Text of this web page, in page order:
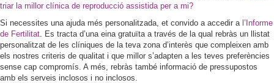
triar la millor clínica de reproducció assistida per a mi?
Si necessites una ajuda més personalitzada, et convido a accedir a l’Informe
de Fertilitat . Es tracta d’una eina gratuïta a través de la qual rebràs un llistat
personalitzat de les clíniques de la teva zona d’interès que compleixen amb
els nostres criteris de qualitat i que millor s’adapten a les teves preferències
sense cap compromís. A més, rebràs també informació de pressupostos
amb els serveis inclosos i no inclosos.